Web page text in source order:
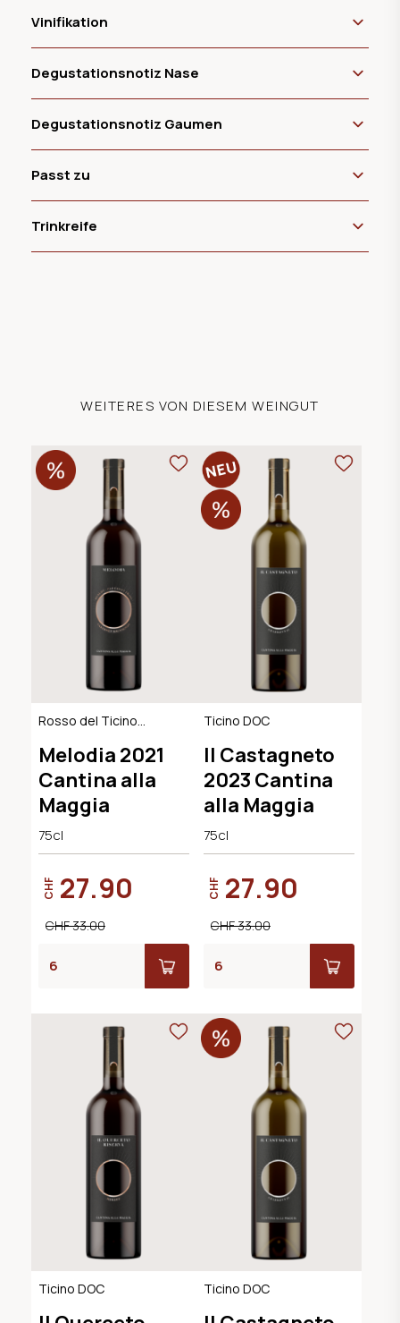
Vinifikation
Degustationsnotiz Nase
Degustationsnotiz Gaumen
Passt zu
Trinkreife
WEITERES VON DIESEM WEINGUT
Rosso del Ticino
Melodia 2021
Cantina alla
Maggia
75cl
CHF 27.90
CHF 33.00
Ticino DOC
Il Castagneto
2023 Cantina
alla Maggia
75cl
CHF 27.90
CHF 33.00
Ticino DOC Ticino DOC